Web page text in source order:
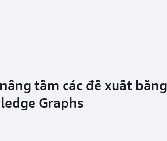
tầm các đề xuất
Graphs